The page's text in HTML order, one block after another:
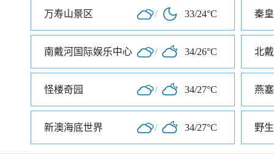
万寿山景区 / 33/24°C 秦
南戴河国际娱乐中心 / 34/26°C 北
怪楼奇园 / 34/27°C 燕
新澳海底世界 / 34/27°C 野